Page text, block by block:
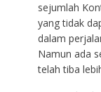
sejumlah
yang tidak
dalam
Namun ada
telah tiba